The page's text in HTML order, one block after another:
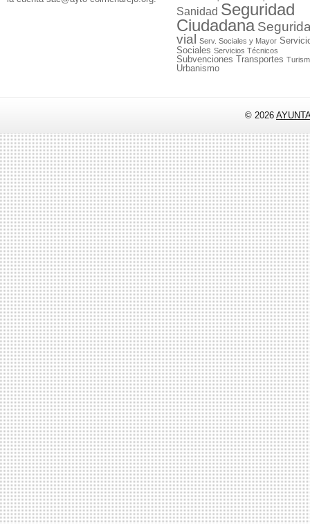
Sanidad Seguridad
Ciudadana
vial
Serv. Sociales y Mayor
Sociales Servicios Técnicos
Subvenciones Transportes
Urbanismo
© 2026